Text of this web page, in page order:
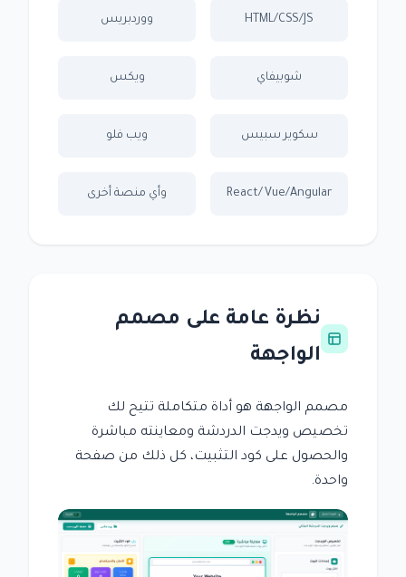
HTML/CSS/JS ووردبريس
شوبيفاي ويكس
سكوير سبيس ويب فلو
React/Vue/Angular وأي منصة أخرى
نظرة عامة على مصمم
الواجهة
مصمم الواجهة هو أداة متكاملة تتيح لك
تخصيص ويدجت الدردشة ومعاينته مباشرة
والحصول على كود التثبيت، كل ذلك من صفحة
واحدة.